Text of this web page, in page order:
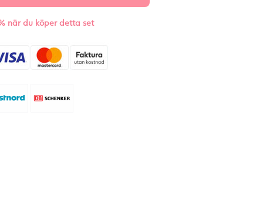
när du köper detta set